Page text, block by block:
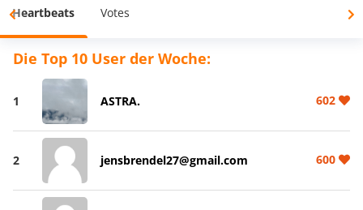
Heartbeats Votes
Die Top 10 User der Woche:
1 ASTRA. 602
2 jensbrendel27@gmail.com 600